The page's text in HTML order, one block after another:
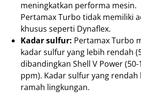
meningkatkan performa mesin.
Pertamax Turbo tidak memiliki
khusus seperti Dynaflex.
Kadar sulfur: Pertamax Turbo
kadar sulfur yang lebih rendah
dibandingkan Shell V Power (50-
ppm). Kadar sulfur yang rendah
ramah lingkungan.